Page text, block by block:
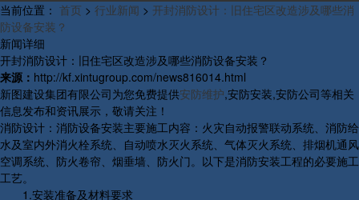
当前位置： 首页 > 行业新闻 > 开封消防设计：旧住宅区改造涉及哪些消
防设备安装？
新闻详细
开封消防设计：旧住宅区改造涉及哪些消防设备安装？
来源： http://kf.xintugroup.com/news816014.html
新图建设集团有限公司为您免费提供安防维护,安防安装,安防公司等相关
信息发布和资讯展示，敬请关注！
消防设计：消防设备安装主要施工内容：火灾自动报警联动系统、消防给
水及室内外消火栓系统、自动喷水灭火系统、气体灭火系统、排烟机通风
空调系统、防火卷帘、烟垂墙、防火门。以下是消防安装工程的必要施工
工艺。
1.安装准备及材料要求